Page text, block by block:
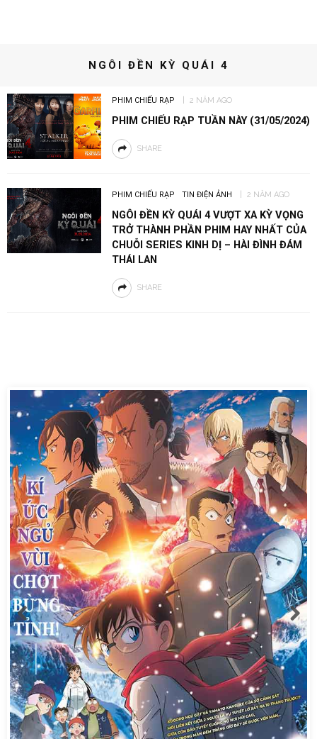
NGÔI ĐỀN KỲ QUÁI 4
PHIM CHIẾU RẠP 2 NĂM AGO
PHIM CHIẾU RẠP TUẦN NÀY (31/05/2024)
SHARE
PHIM CHIẾU RẠP TIN ĐIỆN ẢNH 2 NĂM AGO
NGÔI ĐỀN KỲ QUÁI 4 VƯỢT XA KỲ VỌNG
TRỞ THÀNH PHẦN PHIM HAY NHẤT CỦA
CHUỖI SERIES KINH DỊ – HÀI ĐÌNH ĐÁM
THÁI LAN
SHARE